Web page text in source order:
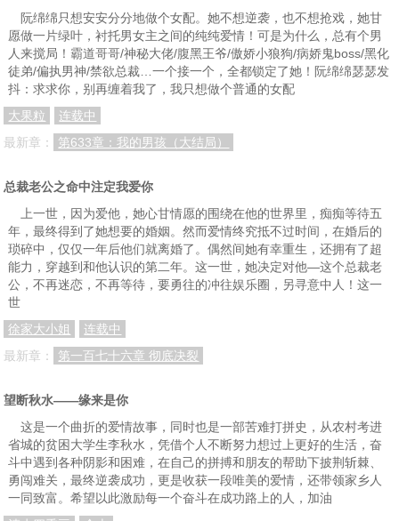
阮绵绵只想安安分分地做个女配。她不想逆袭，也不想抢戏，她甘
愿做一片绿叶，衬托男女主之间的纯纯爱情！可是为什么，总有个男
人来搅局！霸道哥哥/神秘大佬/腹黑王爷/傲娇小狼狗/病娇鬼boss/黑化
徒弟/偏执男神/禁欲总裁…一个接一个，全都锁定了她！阮绵绵瑟瑟发
抖：求求你，别再缠着我了，我只想做个普通的女配
大果粒
连载中
最新章：
第633章：我的男孩（大结局）
总裁老公之命中注定我爱你
上一世，因为爱他，她心甘情愿的围绕在他的世界里，痴痴等待五
年，最终得到了她想要的婚姻。然而爱情终究抵不过时间，在婚后的
琐碎中，仅仅一年后他们就离婚了。偶然间她有幸重生，还拥有了超
能力，穿越到和他认识的第二年。这一世，她决定对他—这个总裁老
公，不再迷恋，不再等待，要勇往的冲往娱乐圈，另寻意中人！这一
世
徐家大小姐
连载中
最新章：
第一百七十六章 彻底决裂
望断秋水——缘来是你
这是一个曲折的爱情故事，同时也是一部苦难打拼史，从农村考进
省城的贫困大学生李秋水，凭借个人不断努力想过上更好的生活，奋
斗中遇到各种阴影和困难，在自己的拼搏和朋友的帮助下披荆斩棘、
勇闯难关，最终逆袭成功，更是收获一段唯美的爱情，还带领家乡人
一同致富。希望以此激励每一个奋斗在成功路上的人，加油